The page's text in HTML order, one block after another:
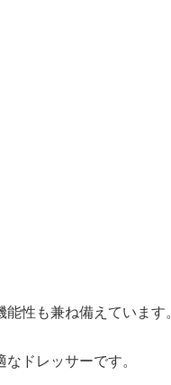
性も兼ね備えています。
ドレッサーです。